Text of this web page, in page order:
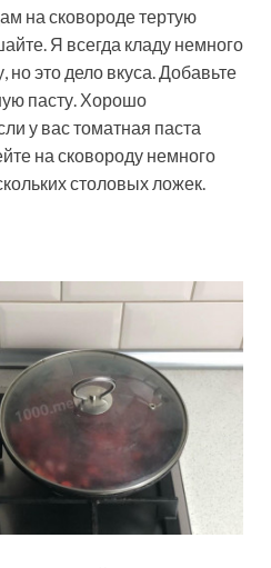
на сковороде тертую
Я всегда кладу немного
но это дело вкуса. Добавьте
пасту. Хорошо
у вас томатная паста
на сковороду немного
столовых ложек.